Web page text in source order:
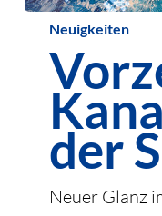
Vorzeigeprojekt
Neuigkeiten
der
Neuer Glanz